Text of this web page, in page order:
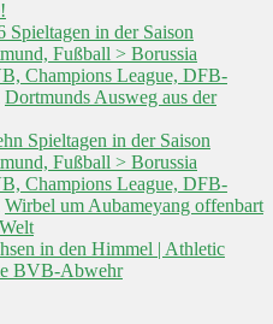
Spieltagen in der Saison
Fußball > Borussia
Champions League, DFB-
Dortmunds Ausweg aus der
Spieltagen in der Saison
Fußball > Borussia
Champions League, DFB-
Wirbel um Aubameyang offenbart
in den Himmel | Athletic
BVB-Abwehr